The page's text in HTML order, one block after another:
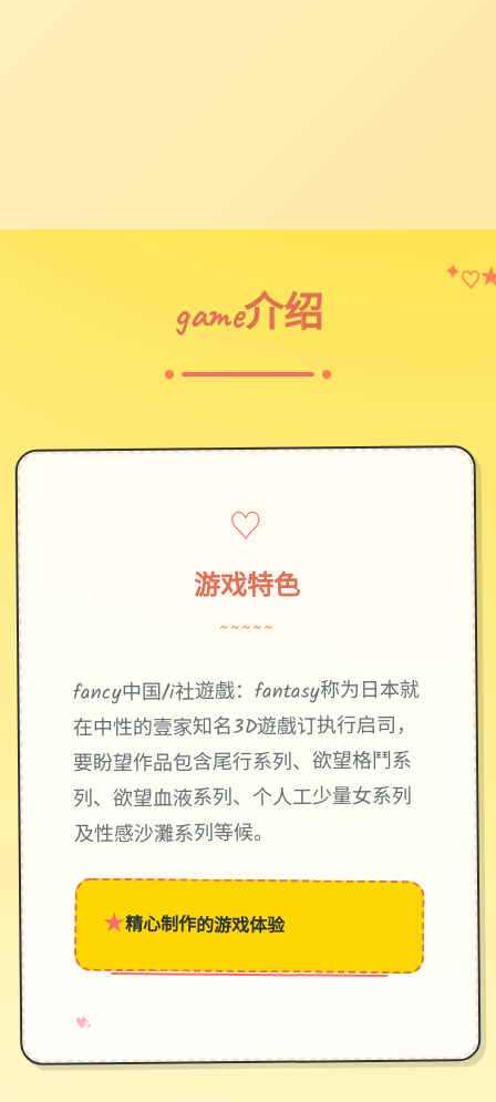
game介绍
✦♡
♡
游戏特色
~~~~~
fancy中国/i社遊戲：fantasy称为日本就
在中性的壹家知名3D遊戲订执行启司，
要盼望作品包含尾行系列、欲望格鬥系
列、欲望血液系列、个人工少量女系列
及性感沙灘系列等候。
★精心制作的游戏体验
♥
✧
→